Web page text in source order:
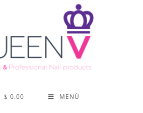
$ 0.00 MENÚ